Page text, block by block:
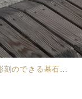
のできる墓石店